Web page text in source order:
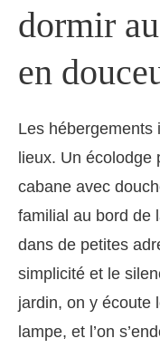
dormir
en
Les hébergements
lieux. Un écolodge
cabane avec
familial au bord de
dans de petites
simplicité et le
jardin, on y écoute
lampe, et l’on